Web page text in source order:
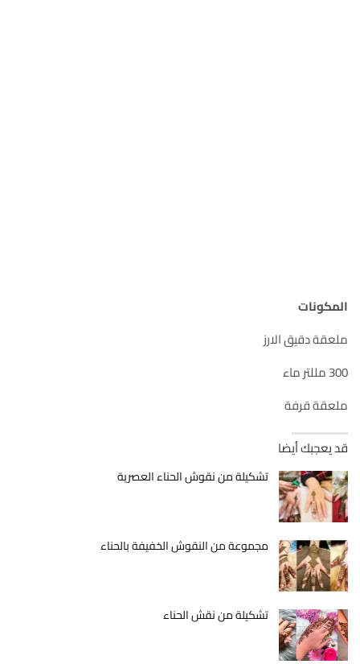
المكونات
ملعقة دقيق الارز
300 مللتر ماء
ملعقة قرفة
قد يعجبك أيضا
تشكيلة من نقوش الحناء العصرية
مجموعة من النقوش الخفيفة بالحناء
تشكيلة من نقش الحناء